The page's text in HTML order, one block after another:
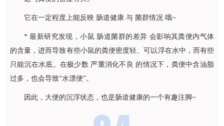
它在一定程度上能反映 肠道健康 与 菌群情况 哦~
* 最新研究发现，小鼠 肠道菌群的差异 会影响其粪便内气体
的含量，进而导致有些小鼠的粪便密度轻、可以浮在水中，而有些
只能沉在水底。在极少数 严重消化不良 的情况下，粪便中含油脂
过多，也会导致“水漂便”。
因此，大便的沉浮状态，也是肠道健康的一个有趣注脚~